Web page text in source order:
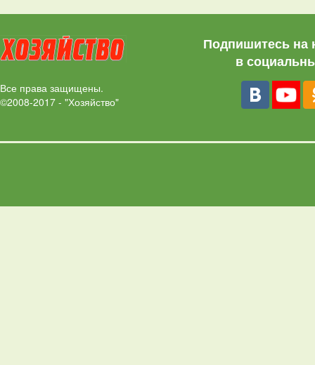
Все права защищены.
©2008-2017 - "Хозяйство"
Подпишитесь на
в